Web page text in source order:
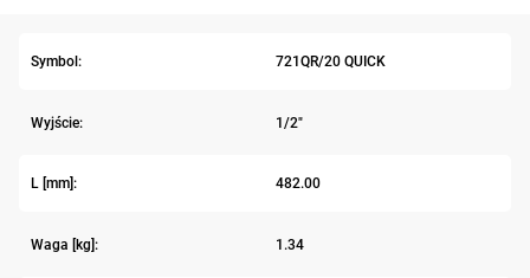
Symbol: 721QR/20 QUICK
Wyjście: 1/2"
L [mm]: 482.00
Waga [kg]: 1.34